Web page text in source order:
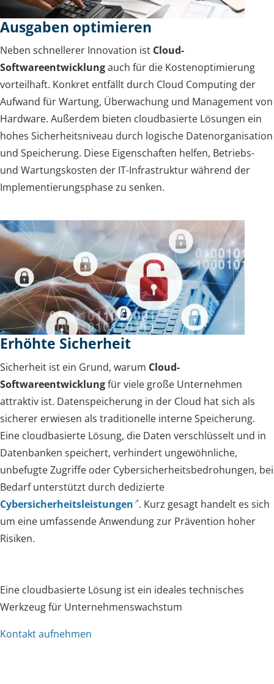
Ausgaben optimieren
Neben schnellerer Innovation ist Cloud-
Softwareentwicklungauch für die Kostenoptimierung
vorteilhaft. Konkret entfällt durch Cloud Computing der
Aufwand für Wartung, Überwachung und Management von
Hardware. Außerdem bieten cloudbasierte Lösungen ein
hohes Sicherheitsniveau durch logische Datenorganisation
und Speicherung. Diese Eigenschaften helfen, Betriebs-
und Wartungskosten der IT-Infrastruktur während der
Implementierungsphase zu senken.
Erhöhte Sicherheit
Sicherheit ist ein Grund, warum Cloud-
Softwareentwicklungfür viele große Unternehmen
attraktiv ist. Datenspeicherung in der Cloud hat sich als
sicherer erwiesen als traditionelle interne Speicherung.
Eine cloudbasierte Lösung, die Daten verschlüsselt und in
Datenbanken speichert, verhindert ungewöhnliche,
unbefugte Zugriffe oder Cybersicherheitsbedrohungen, bei
Bedarf unterstützt durch dedizierte
Cybersicherheitsleistungen . Kurz gesagt handelt es sich
um eine umfassende Anwendung zur Prävention hoher
Risiken.
Eine cloudbasierte Lösung ist ein ideales technisches
Werkzeug für Unternehmenswachstum
Kontakt aufnehmen